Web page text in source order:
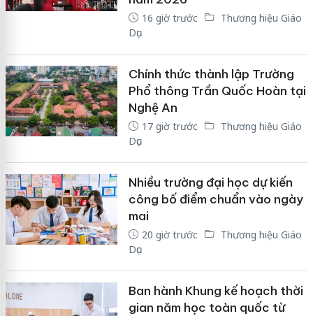
16 giờ trước
Thương hiệu Giáo
Dục
Chính thức thành lập Trường
Phổ thông Trần Quốc Hoàn tại
Nghệ An
17 giờ trước
Thương hiệu Giáo
Dục
Nhiều trường đại học dự kiến
công bố điểm chuẩn vào ngày
mai
20 giờ trước
Thương hiệu Giáo
Dục
Ban hành Khung kế hoạch thời
gian năm học toàn quốc từ